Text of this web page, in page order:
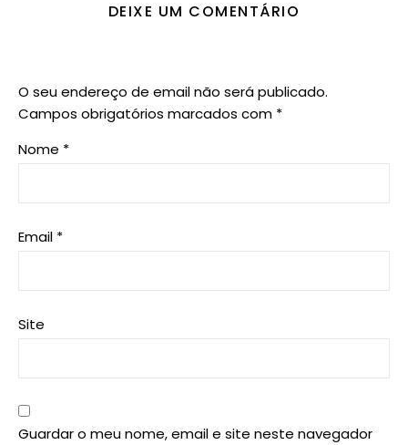
DEIXE UM COMENTÁRIO
O seu endereço de email não será publicado.
Campos obrigatórios marcados com *
Nome *
Email *
Site
Guardar o meu nome, email e site neste navegador